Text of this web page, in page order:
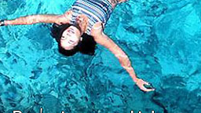
Temático